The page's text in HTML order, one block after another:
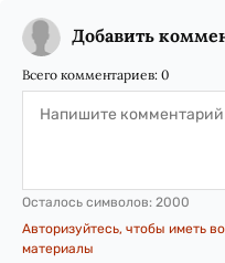
Добавить
Всего комментариев: 0
Осталось символов: 2000
Авторизуйтесь, чтобы иметь
материалы